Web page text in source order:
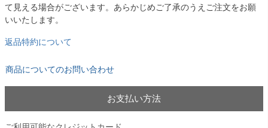
て見える場合がございます。あらかじめご了承のうえご注文をお願
いいたします。
返品特約について
商品についてのお問い合わせ
お支払い方法